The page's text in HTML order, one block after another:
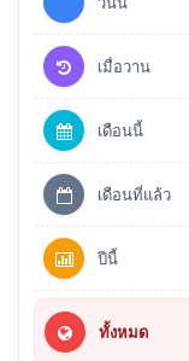
เมื่อวาน
เดือนนี้
เดือนที่แล้ว
ปีนี้
ทั้งหมด